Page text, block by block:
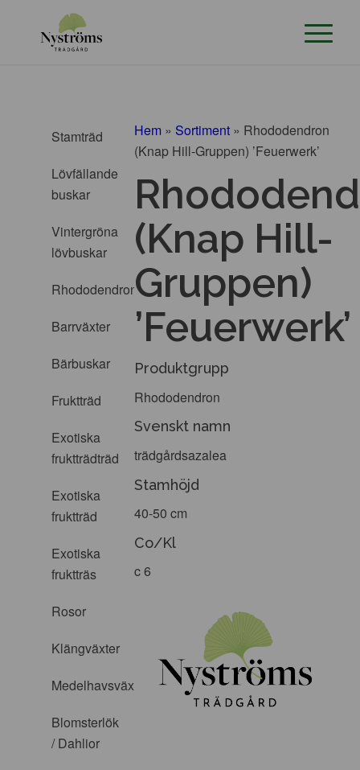
Stamträd
Lövfällande
buskar
Vintergröna
lövbuskar
Rhododendron
Barrväxter
Bärbuskar
Fruktträd
Exotiska
fruktträdträd
Exotiska
fruktträd
Exotiska
fruktträs
Rosor
Klängväxter
Medelhavsväxter
Blomsterlök
/ Dahlior
Hem » Sortiment » Rhododendron
(Knap Hill-Gruppen) ’Feuerwerk’
(Knap Hill-
Gruppen)
’Feuerwerk’
Produktgrupp
Rhododendron
Svenskt namn
trädgårdsazalea
Stamhöjd
40-50 cm
Co/Kl
c 6